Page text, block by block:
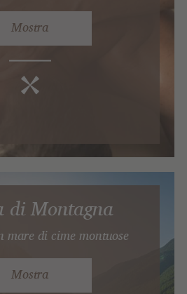
Mostra
di Montagna
mare di cime montuose
Mostra